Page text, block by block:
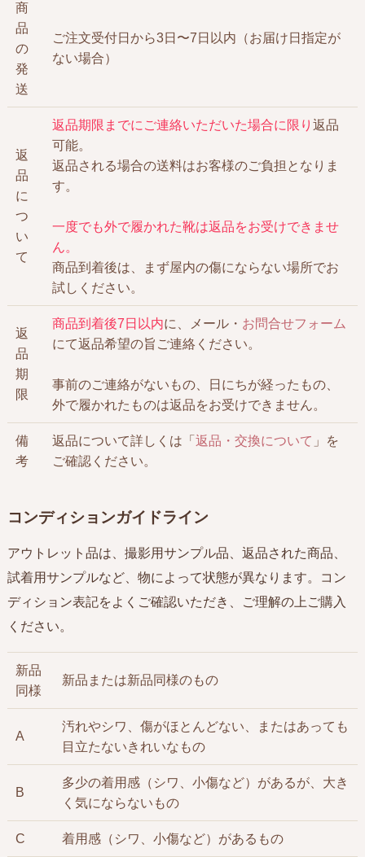
商
品
の
発
送
ご注文受付日から3日〜7日以内（お届け日指定が
ない場合）
返
品
に
つ
い
て
返品期限までにご連絡いただいた場合に限り 返品
可能。
返品される場合の送料はお客様のご負担となりま
す。
一度でも外で履かれた靴は返品をお受けできませ
ん。
商品到着後は、まず屋内の傷にならない場所でお
試しください。
返
品
期
限
商品到着後7日以内に、メール・ お問合せフォーム
にて返品希望の旨ご連絡ください。
事前のご連絡がないもの、日にちが経ったもの、
外で履かれたものは返品をお受けできません。
備
考
返品について詳しくは「 返品・交換について 」を
ご確認ください。
コンディションガイドライン
アウトレット品は、撮影用サンプル品、返品された商品、
試着用サンプルなど、物によって状態が異なります。コン
ディション表記をよくご確認いただき、ご理解の上ご購入
ください。
新品
同様
新品または新品同様のもの
A
汚れやシワ、傷がほとんどない、またはあっても
目立たないきれいなもの
B
多少の着用感（シワ、小傷など）があるが、大き
く気にならないもの
C 着用感（シワ、小傷など）があるもの